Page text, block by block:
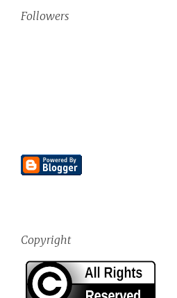
Followers
Copyright